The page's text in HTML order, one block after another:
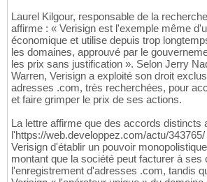
Laurel Kilgour, responsable de la
affirme : « Verisign est l'exemple même
économique et utilise depuis trop
les domaines, approuvé par le
les prix sans justification ». Selon Jerry
Warren, Verisign a exploité son droit
adresses .com, très recherchées, pour
et faire grimper le prix de ses actions.
La lettre affirme que des accords distincts
l'https://web.developpez.com/actu/
Verisign d'établir un pouvoir
montant que la société peut facturer à ses
l'enregistrement d'adresses .com, tandis